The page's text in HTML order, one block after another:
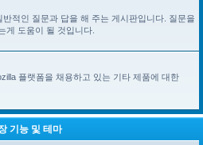
적인 질문과 답을 해 주는 게시판입니다. 질문을
게 도움이 될 것입니다.
플랫폼을 채용하고 있는 기타 제품에 대한
기능 및 테마